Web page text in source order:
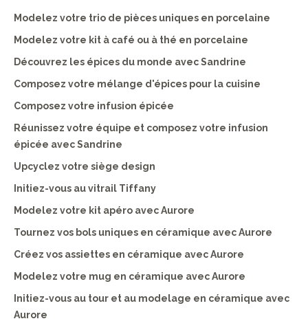
Modelez votre trio de pièces uniques en porcelaine
Modelez votre kit à café ou à thé en porcelaine
Découvrez les épices du monde avec Sandrine
Composez votre mélange d'épices pour la cuisine
Composez votre infusion épicée
Réunissez votre équipe et composez votre infusion
épicée avec Sandrine
Upcyclez votre siège design
Initiez-vous au vitrail Tiffany
Modelez votre kit apéro avec Aurore
Tournez vos bols uniques en céramique avec Aurore
Créez vos assiettes en céramique avec Aurore
Modelez votre mug en céramique avec Aurore
Initiez-vous au tour et au modelage en céramique avec
Aurore